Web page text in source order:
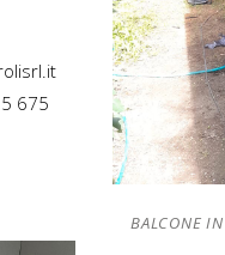
675
BALCONE